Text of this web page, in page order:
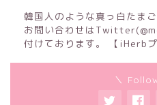
韓国人のような真っ白たま
お問い合わせは
付けております。 【iHerb
＼